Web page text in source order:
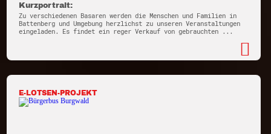
Kurzportrait:
Zu verschiedenen Basaren werden die Menschen und Familien in
Battenberg und Umgebung herzlichst zu unseren Veranstaltungen
eingeladen. Es findet ein reger Verkauf von gebrauchten ...
E-LOTSEN-PROJEKT